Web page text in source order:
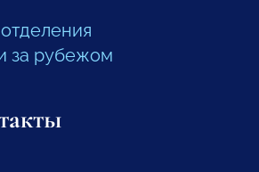
за рубежом